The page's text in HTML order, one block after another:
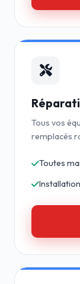
Tous vos
remplacés
Toutes